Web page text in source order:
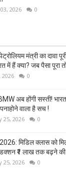
2026 0
मंत्री का दावा
में हैं क्या? जब पैसा पूरा
2026 0
अब होंगी सस्ती!
वाला है सच !
25, 2026 0
मिडिल क्लास को
₹1 लाख तक बढ़ने की
25, 2026 0